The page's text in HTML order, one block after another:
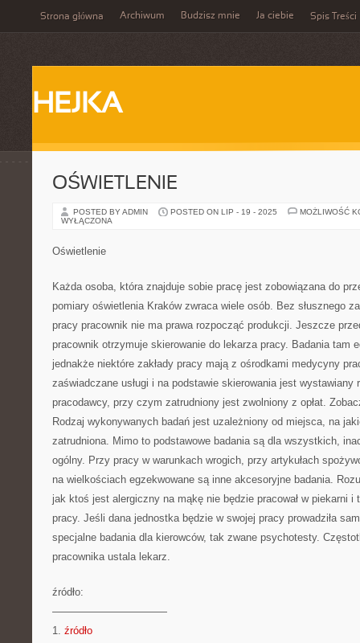
Strona główna Archiwum Budzisz mnie Ja ciebie Spis Treści
HEJKA
OŚWIETLENIE
POSTED BY ADMIN POSTED ON LIP - 19 - 2025
MOŻLIWOŚĆ
WYŁĄCZONA
Oświetlenie
Każda osoba, która znajduje sobie pracę jest zobowiązana do
pomiary oświetlenia Kraków zwraca wiele osób. Bez słusznego
pracy pracownik nie ma prawa rozpocząć produkcji. Jeszcze
pracownik otrzymuje skierowanie do lekarza pracy. Badania tam
jednakże niektóre zakłady pracy mają z ośrodkami medycyny
zaświadczane usługi i na podstawie skierowania jest wystawiany
pracodawcy, przy czym zatrudniony jest zwolniony z opłat.
Rodzaj wykonywanych badań jest uzależniony od miejsca, na
zatrudniona. Mimo to podstawowe badania są dla wszystkich,
ogólny. Przy pracy w warunkach wrogich, przy artykułach
na wielkościach egzekwowane są inne akcesoryjne badania.
jak ktoś jest alergiczny na mąkę nie będzie pracował w piekarni
pracy. Jeśli dana jednostka będzie w swojej pracy prowadziła
specjalne badania dla kierowców, tak zwane psychotesty.
pracownika ustala lekarz.
źródło:
———————————
1. źródło